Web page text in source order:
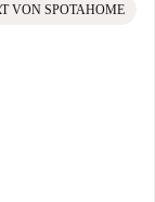
VON SPOTAHOME